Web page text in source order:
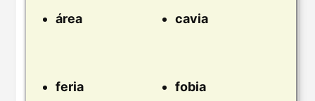
área cavia
feria fobia